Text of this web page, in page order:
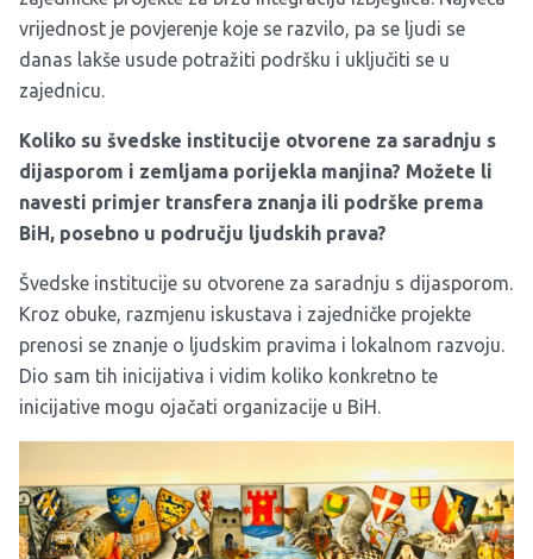
vrijednost je povjerenje koje se razvilo, pa se ljudi se
danas lakše usude potražiti podršku i uključiti se u
zajednicu.
Koliko su švedske institucije otvorene za saradnju s
dijasporom i zemljama porijekla manjina? Možete li
navesti primjer transfera znanja ili podrške prema
BiH, posebno u području ljudskih prava?
Švedske institucije su otvorene za saradnju s dijasporom.
Kroz obuke, razmjenu iskustava i zajedničke projekte
prenosi se znanje o ljudskim pravima i lokalnom razvoju.
Dio sam tih inicijativa i vidim koliko konkretno te
inicijative mogu ojačati organizacije u BiH.